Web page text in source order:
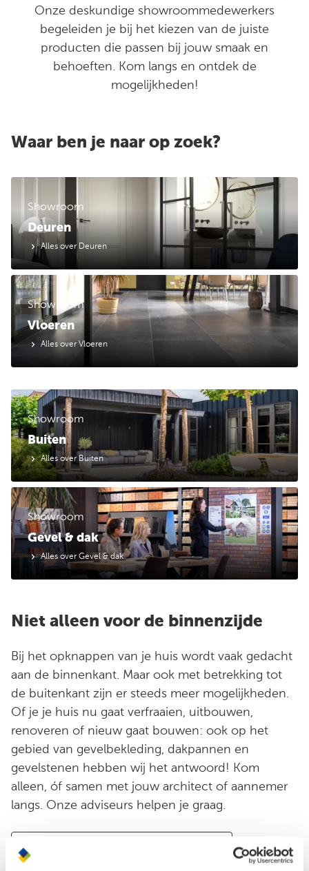
Onze deskundige showroommedewerkers
begeleiden je bij het kiezen van de juiste
producten die passen bij jouw smaak en
behoeften. Kom langs en ontdek de
mogelijkheden!
Waar ben je naar op zoek?
Deuren
Showroom
Alles over Deuren
Vloeren
Showroom
Alles over Vloeren
Buiten
Showroom
Alles over Buiten
Gevel & dak
Showroom
Alles over Gevel & dak
Niet alleen voor de binnenzijde
Bij het opknappen van je huis wordt vaak gedacht
aan de binnenkant. Maar ook met betrekking tot
de buitenkant zijn er steeds meer mogelijkheden.
Of je je huis nu gaat verfraaien, uitbouwen,
renoveren of nieuw gaat bouwen: ook op het
gebied van gevelbekleding, dakpannen en
gevelstenen hebben wij het antwoord! Kom
alleen, óf samen met jouw architect of aannemer
langs. Onze adviseurs helpen je graag.
Ontdek het gevel & dak assortiment